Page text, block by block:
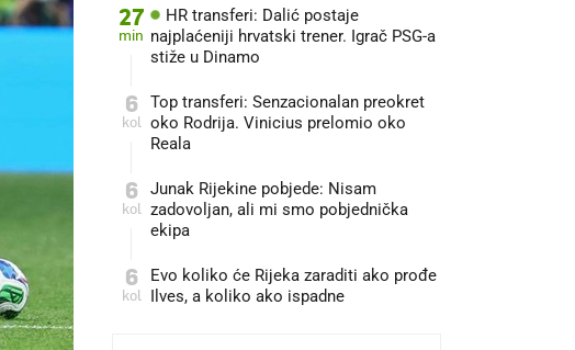
27
min
HR transferi: Dalić postaje
najplaćeniji hrvatski trener. Igrač PSG-a
stiže u Dinamo
6
kol
Top transferi: Senzacionalan preokret
oko Rodrija. Vinicius prelomio oko
Reala
6
kol
Junak Rijekine pobjede: Nisam
zadovoljan, ali mi smo pobjednička
ekipa
6
kol
Evo koliko će Rijeka zaraditi ako prođe
Ilves, a koliko ako ispadne